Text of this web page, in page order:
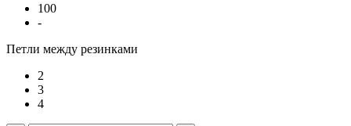
100
-
Петли между резинками
2
3
4